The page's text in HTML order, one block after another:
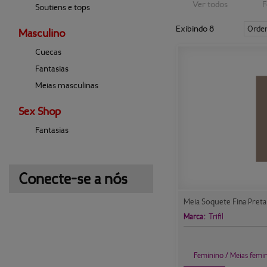
Soutiens e tops
Masculino
Cuecas
Fantasias
Meias masculinas
Sex Shop
Fantasias
Conecte-se a nós
Ver todos
Exibindo 8
Meia Soquete Fina
Marca: Trifil
Feminino / Meias